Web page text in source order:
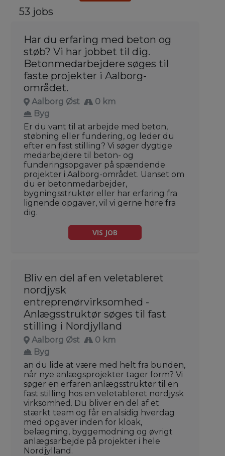
53 jobs
Har du erfaring med beton og
støb? Vi har jobbet til dig.
Betonmedarbejdere søges til
faste projekter i Aalborg-
området.
Aalborg Øst
0 km
Byg
Er du vant til at arbejde med beton,
støbning eller fundering, og leder du
efter en fast stilling? Vi søger dygtige
medarbejdere til beton- og
funderingsopgaver på spændende
projekter i Aalborg-området. Uanset om
du er betonmedarbejder,
bygningsstruktør eller har erfaring fra
lignende opgaver, vil vi gerne høre fra
dig.
VIS JOB
Bliv en del af en veletableret
nordjysk
entreprenørvirksomhed -
Anlægsstruktør søges til fast
stilling i Nordjylland
Aalborg Øst
0 km
Byg
an du lide at være med helt fra bunden,
når nye anlægsprojekter tager form? Vi
søger en erfaren anlægsstruktør til en
fast stilling hos en veletableret nordjysk
virksomhed. Du bliver en del af et
stærkt team og får en alsidig hverdag
med opgaver inden for kloak,
belægning, byggemodning og øvrigt
anlægsarbejde på projekter i hele
Nordjylland.